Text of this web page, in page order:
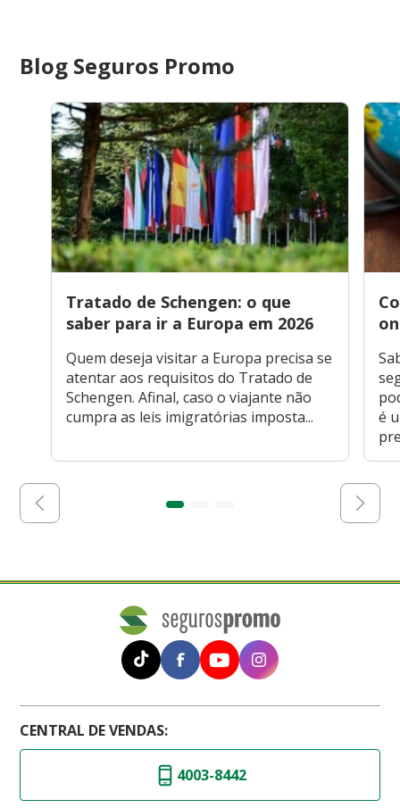
Blog Seguros Promo
Tratado de Schengen: o que
saber para ir a Europa em 2026
Quem deseja visitar a Europa precisa se
atentar aos requisitos do Tratado de
Schengen. Afinal, caso o viajante não
cumpra as leis imigratórias imposta...
é
CENTRAL DE VENDAS:
4003-8442